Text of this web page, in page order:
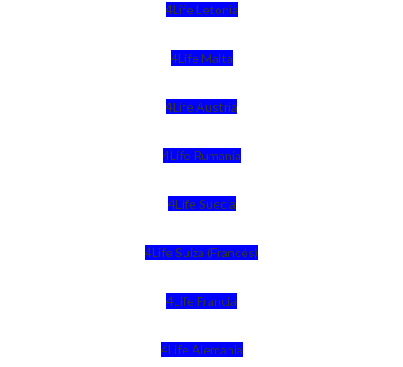
4Life Letonia
4Life Malta
4Life Austria
4Life Rumania
4Life Suecia
4Life Suiza (Francés)
4Life Francia
4Life Alemania